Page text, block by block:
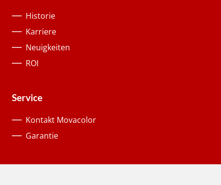
Historie
Karriere
Neuigkeiten
ROI
Service
Kontakt Movacolor
Garantie